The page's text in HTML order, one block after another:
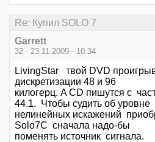
Re: Купил SOLO 7
Garrett
32 - 23.11.2009 - 10:34
LivingStar твой DVD
дискретизации 48 и 96
килогерц. A CD пишутся с
44.1. Чтобы судить об уровне
нелинейных искажений
Solo7C сначала надо-бы
поменять источник сигнала.